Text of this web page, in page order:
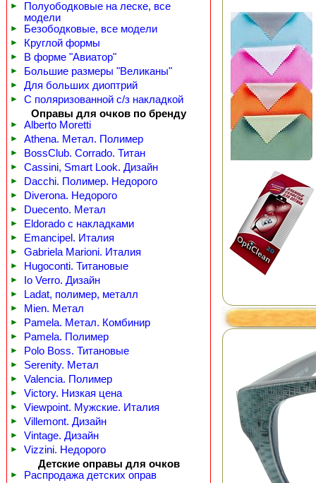
►
Полуободковые на леске, все
модели
► Безободковые, все модели
► Круглой формы
► В форме "Авиатор"
► Большие размеры "Великаны"
► Для больших диоптрий
►
С поляризованной с/з накладкой
Оправы для очков по бренду
► Alberto Moretti
► Athena. Метал. Полимер
► BossClub. Corrado. Титан
► Cassini, Smart Look. Дизайн
► Dacchi. Полимер. Недорого
► Diverona. Недорого
► Duecento. Метал
► Eldorado с накладками
► Emancipel. Италия
► Gabriela Marioni. Италия
► Hugoconti. Титановые
► Io Verro. Дизайн
► Ladat, полимер, металл
► Mien. Метал
► Pamela. Метал. Комбинир
► Pamela. Полимер
► Polo Boss. Титановые
► Serenity. Метал
► Valencia. Полимер
► Victory. Низкая цена
► Viewpoint. Мужские. Италия
► Villemont. Дизайн
► Vintage. Дизайн
►
Vizzini. Недорого
Детские оправы для очков
► Распродажа детских оправ